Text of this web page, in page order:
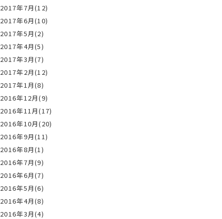
2017年7月(12)
2017年6月(10)
2017年5月(2)
2017年4月(5)
2017年3月(7)
2017年2月(12)
2017年1月(8)
2016年12月(9)
2016年11月(17)
2016年10月(20)
2016年9月(11)
2016年8月(1)
2016年7月(9)
2016年6月(7)
2016年5月(6)
2016年4月(8)
2016年3月(4)